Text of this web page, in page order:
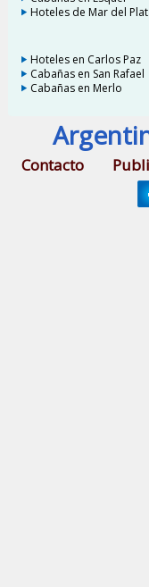
Hoteles de Mar del
Hoteles en Carlos Paz
Cabañas en San Rafael
Cabañas en Merlo
Contacto